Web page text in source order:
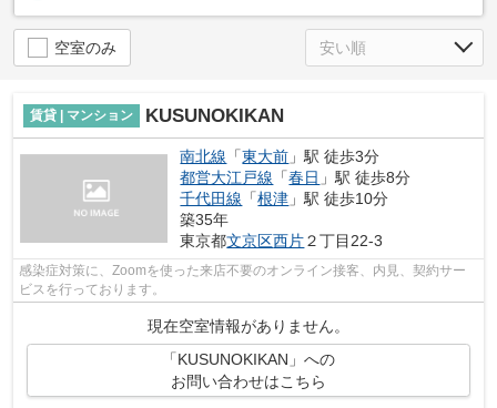
空室のみ
賃貸 | マンション KUSUNOKIKAN
南北線 「東大前 」駅 徒歩3分
都営大江戸線 「春日 」駅 徒歩8分
千代田線 「根津 」駅 徒歩10分
築35年
東京都文京区西片２丁目22-3
感染症対策に、Zoomを使った来店不要のオンライン接客、内見、契約サー
ビスを行っております。
現在空室情報がありません。
「KUSUNOKIKAN」への
お問い合わせはこちら